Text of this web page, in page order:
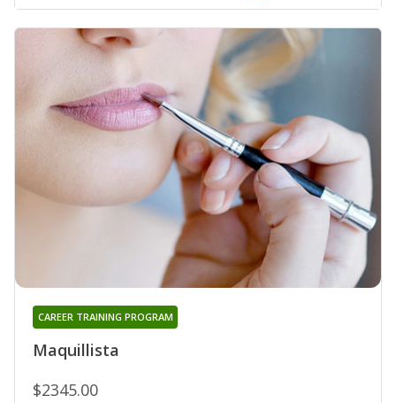
Maquillista
CAREER TRAINING PROGRAM
$2345.00